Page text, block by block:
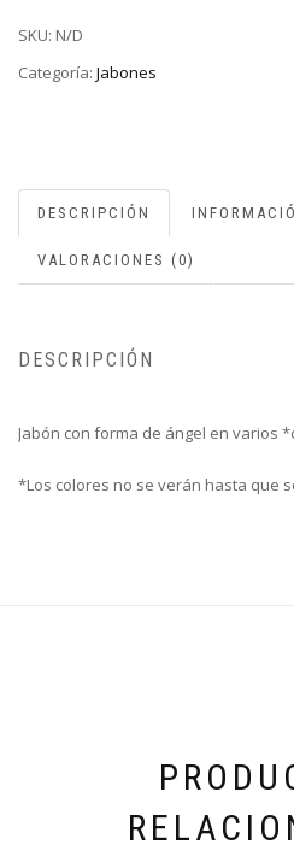
SKU: N/D
Categoría: Jabones
DESCRIPCIÓN
VALORACIONES (0)
DESCRIPCIÓN
Jabón con forma de ángel en varios
*Los colores no se verán hasta que